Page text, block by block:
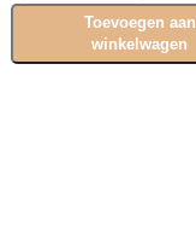
Toevoegen aan
winkelwagen